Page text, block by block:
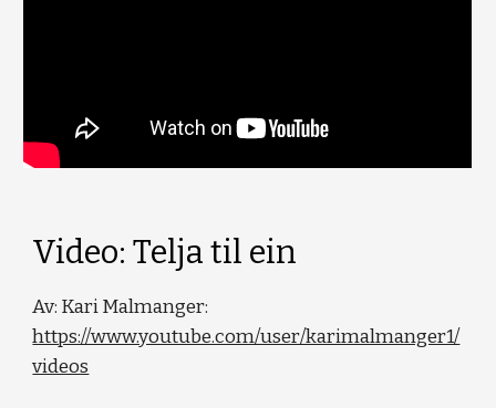
Video: Telja til ein
Av: Kari Malmanger:
https://www.youtube.com/user/karimalmanger1/
videos